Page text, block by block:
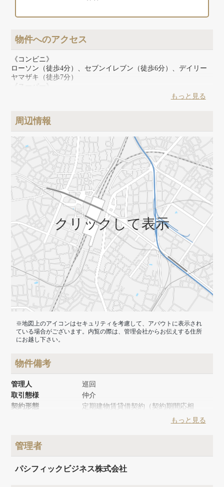
物件へのアクセス
《コンビニ》
ローソン（徒歩4分）、セブンイレブン（徒歩6分）、デイリー
ヤマザキ（徒歩7分）
《スーパー》
キホーテ（徒歩11分）、浅草ROX（徒歩14分）
もっと見る
周辺情報
クリックして表示
※地図上のアイコンはセキュリティを考慮して、アバウトに表示され
ている場合がございます。内覧の際は、管理会社からお伝えする住所
にお越し下さい。
物件備考
管理人
巡回
取引態様
仲介
契約形態
定期建物賃貸借契約（契約期間応相
リノベーション時期
建物面積
建物階数
地上5階
もっと見る
管理者
パシフィックビジネス株式会社